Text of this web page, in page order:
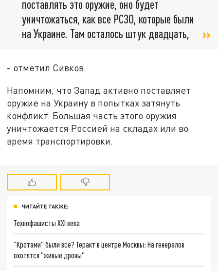
поставлять это оружие, оно будет
уничтожаться, как все РСЗО, которые были
на Украине. Там осталось штук двадцать,
- отметил Сивков.
Напомним, что Запад активно поставляет
оружие на Украину в попытках затянуть
конфликт. Большая часть этого оружия
уничтожается Россией на складах или во
время транспортировки.
ЧИТАЙТЕ ТАКЖЕ:
Технофашисты XXI века
"Кротами" были все? Теракт в центре Москвы: На генералов
охотятся "живые дроны"